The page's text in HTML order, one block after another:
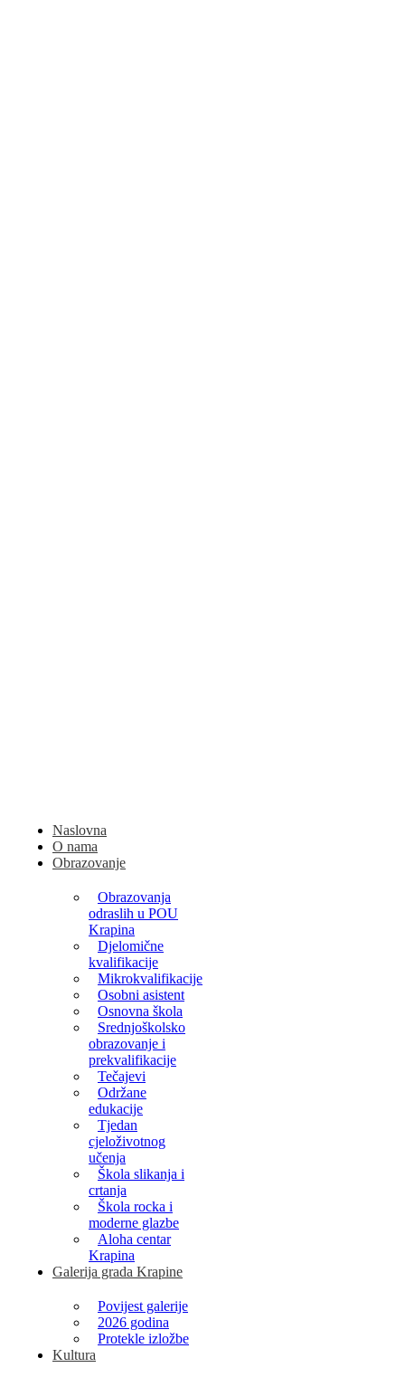
Naslovna
O nama
Obrazovanje
Obrazovanja
odraslih u POU
Krapina
Djelomične
kvalifikacije
Mikrokvalifikacije
Osobni asistent
Osnovna škola
Srednjoškolsko
obrazovanje i
prekvalifikacije
Tečajevi
Održane
edukacije
Tjedan
cjeloživotnog
učenja
Škola slikanja i
crtanja
Škola rocka i
moderne glazbe
Aloha centar
Krapina
Galerija grada Krapine
Povijest galerije
2026 godina
Protekle izložbe
Kultura